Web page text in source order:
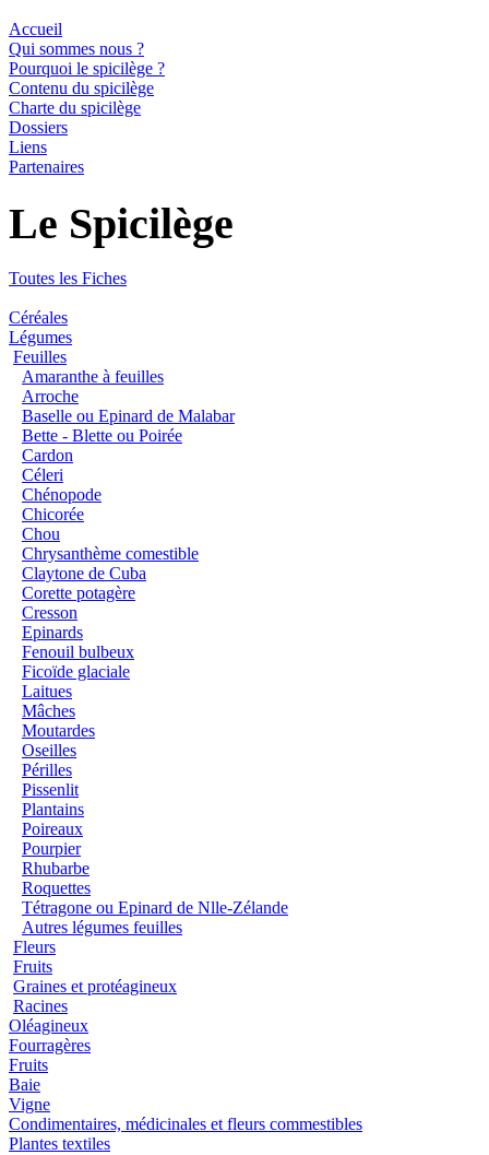
Accueil
Qui sommes nous ?
Pourquoi le spicilège ?
Contenu du spicilège
Charte du spicilège
Dossiers
Liens
Partenaires
Le Spicilège
Toutes les Fiches
Céréales
Légumes
Feuilles
Amaranthe à feuilles
Arroche
Baselle ou Epinard de Malabar
Bette - Blette ou Poirée
Cardon
Céleri
Chénopode
Chicorée
Chou
Chrysanthème comestible
Claytone de Cuba
Corette potagère
Cresson
Epinards
Fenouil bulbeux
Ficoïde glaciale
Laitues
Mâches
Moutardes
Oseilles
Périlles
Pissenlit
Plantains
Poireaux
Pourpier
Rhubarbe
Roquettes
Tétragone ou Epinard de Nlle-Zélande
Autres légumes feuilles
Fleurs
Fruits
Graines et protéagineux
Racines
Oléagineux
Fourragères
Fruits
Baie
Vigne
Condimentaires, médicinales et fleurs commestibles
Plantes textiles